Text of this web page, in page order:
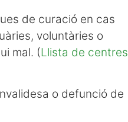
de curació en cas
voluntàries o
mal. (Llista de centres
o defunció de